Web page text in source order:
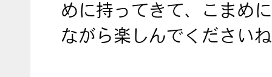
めに持ってきて、こまめ
ながら楽しんでくださいね